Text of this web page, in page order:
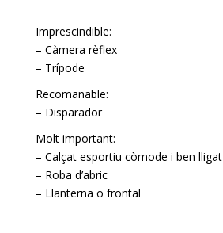
Imprescindible:
– Càmera rèflex
– Trípode
Recomanable:
– Disparador
Molt important:
– Calçat esportiu còmode i ben lligat
– Roba d’abric
– Llanterna o frontal